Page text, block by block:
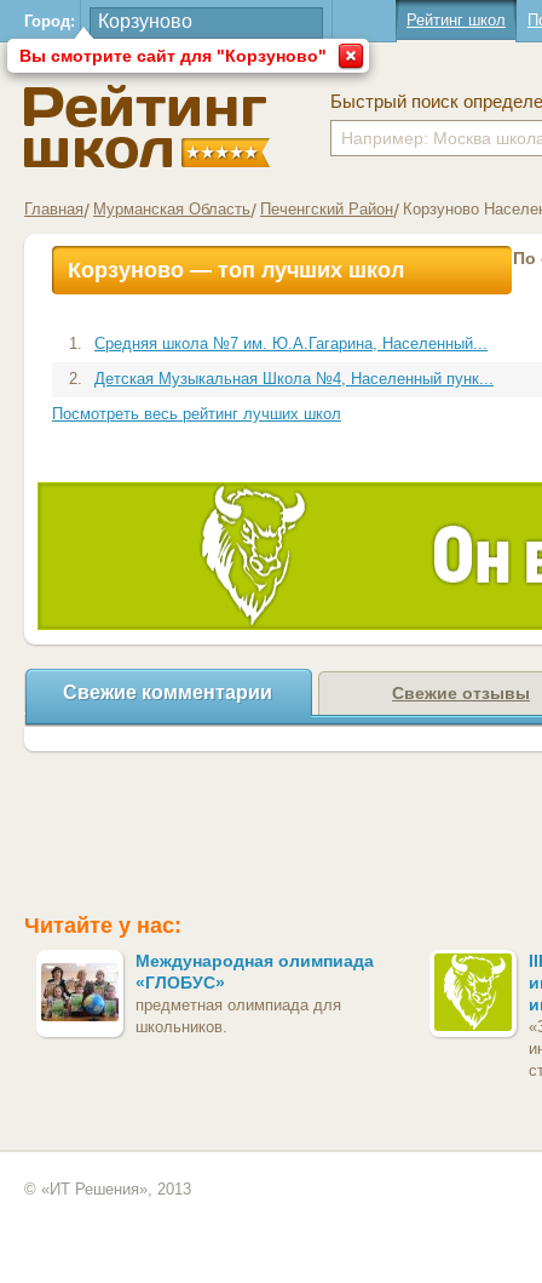
Город:
Вы смотрите сайт для "Корзуново"
Рейтинг школ
Быстрый поиск
Главная Мурманская Область Печенгский Район Корзуново
Корзуново — топ лучших школ По
1.
Средняя школа №7 им. Ю.А.Гагарина, Населенный...
2.
Детская Музыкальная Школа №4, Населенный пунк...
Посмотреть весь рейтинг лучших школ
Свежие комментарии Свежие отзывы
Читайте у нас:
Международная олимпиада
«ГЛОБУС»
предметная олимпиада для
школьников.
© «ИТ Решения», 2013